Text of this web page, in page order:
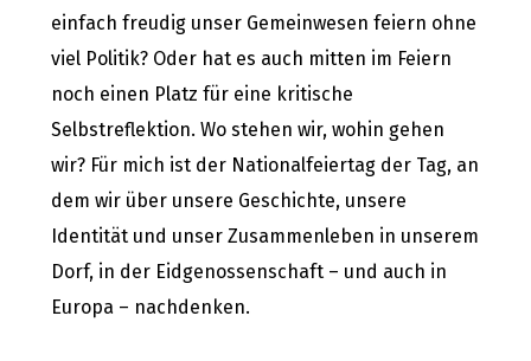
einfach freudig unser Gemeinwesen feiern ohne
viel Politik? Oder hat es auch mitten im Feiern
noch einen Platz für eine kritische
Selbstreflektion. Wo stehen wir, wohin gehen
wir? Für mich ist der Nationalfeiertag der Tag, an
dem wir über unsere Geschichte, unsere
Identität und unser Zusammenleben in unserem
Dorf, in der Eidgenossenschaft – und auch in
Europa – nachdenken.